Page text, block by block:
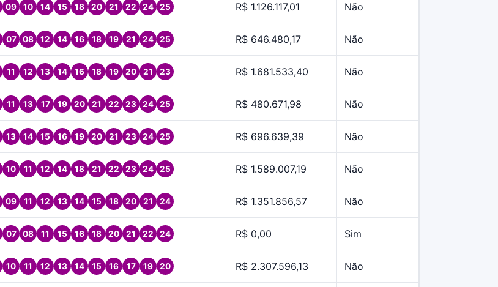
09 10 14 15 18 20 21 22 24 25 R$ 1.126.117,01 Não
07 08 12 14 16 18 19 21 24 25 R$ 646.480,17 Não
11 12 13 14 16 18 19 20 21 23 R$ 1.681.533,40 Não
11 13 17 19 20 21 22 23 24 25 R$ 480.671,98 Não
13 14 15 16 19 20 21 23 24 25 R$ 696.639,39 Não
10 11 12 14 18 21 22 23 24 25 R$ 1.589.007,19 Não
09 11 12 13 14 15 18 20 21 24 R$ 1.351.856,57 Não
07 08 11 15 16 18 20 21 22 24 R$ 0,00 Sim
10 11 12 13 14 15 16 17 19 20 R$ 2.307.596,13 Não